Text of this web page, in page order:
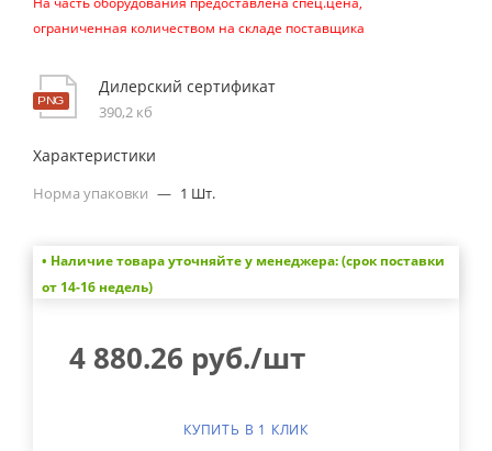
ограниченная количеством на складе поставщика
Дилерский сертификат
390,2 кб
Характеристики
Норма упаковки — 1 Шт.
• Наличие товара уточняйте у менеджера: (срок поставки
от 14-16 недель)
4 880.26 руб./шт
КУПИТЬ В 1 КЛИК